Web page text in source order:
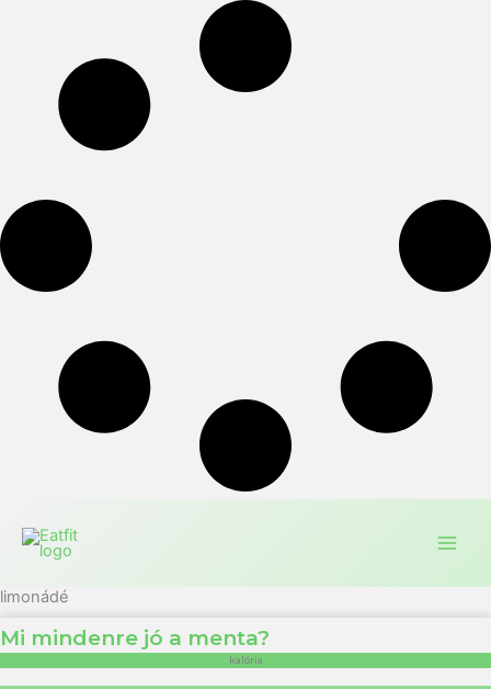
limonádé
Mi mindenre jó a menta?
kalória